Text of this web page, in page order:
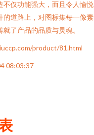
仅功能强大，而且令人愉
道路上，对图标集每一像
了产品的品质与灵魂。
product/81.html
08:03:37